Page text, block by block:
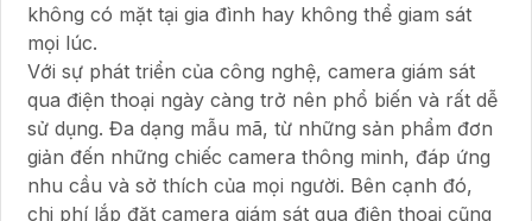
không có mặt tại gia đình hay không thể giam sát
mọi lúc.
Với sự phát triển của công nghệ, camera giám sát
qua điện thoại ngày càng trở nên phổ biến và rất dễ
sử dụng. Đa dạng mẫu mã, từ những sản phẩm đơn
giản đến những chiếc camera thông minh, đáp ứng
nhu cầu và sở thích của mọi người. Bên cạnh đó,
chi phí lắp đặt camera giám sát qua điện thoại cũng